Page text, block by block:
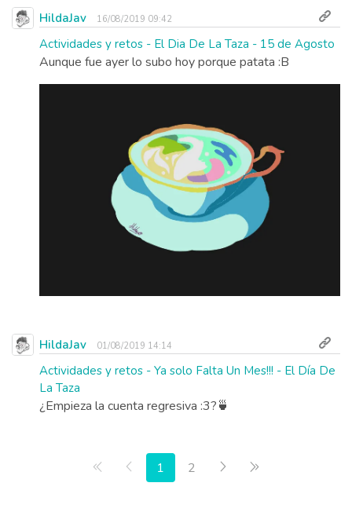
HildaJav 16/08/2019 09:42
Actividades y retos - El Dia De La Taza - 15 de Agosto
Aunque fue ayer lo subo hoy porque patata :B
HildaJav 01/08/2019 14:14
Actividades y retos - Ya solo Falta Un Mes!!! - El Día De
La Taza
¿Empieza la cuenta regresiva :3?🍵
Primera página
Anterior
1 2 Siguiente